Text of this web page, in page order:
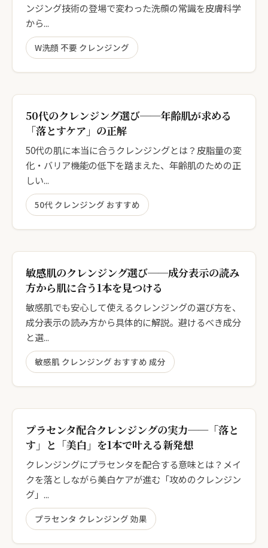
ンジング技術の登場で変わった洗顔の常識を皮膚科学
から...
W洗顔 不要 クレンジング
50代のクレンジング選び──年齢肌が求める
「落とすケア」の正解
50代の肌に本当に合うクレンジングとは？皮脂量の変
化・バリア機能の低下を踏まえた、年齢肌のための正
しい...
50代 クレンジング おすすめ
敏感肌のクレンジング選び──成分表示の読み
方から肌に合う1本を見つける
敏感肌でも安心して使えるクレンジングの選び方を、
成分表示の読み方から具体的に解説。避けるべき成分
と選...
敏感肌 クレンジング おすすめ 成分
プラセンタ配合クレンジングの実力──「落と
す」と「美白」を1本で叶える新発想
クレンジングにプラセンタを配合する意味とは？メイ
クを落としながら美白ケアが進む「攻めのクレンジン
グ」...
プラセンタ クレンジング 効果